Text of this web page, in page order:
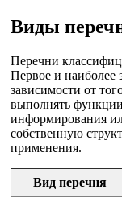
Виды
Перечни
Первое и наиболее
зависимости от
выполнять
информирования
собственную
применения.
Вид перечня